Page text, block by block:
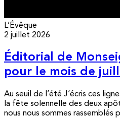
L’Évêque
2 juillet 2026
Éditorial de
pour le mois de
Au seuil de l’été J’écris ces
la fête solennelle des deux
nous nous sommes rassemblés